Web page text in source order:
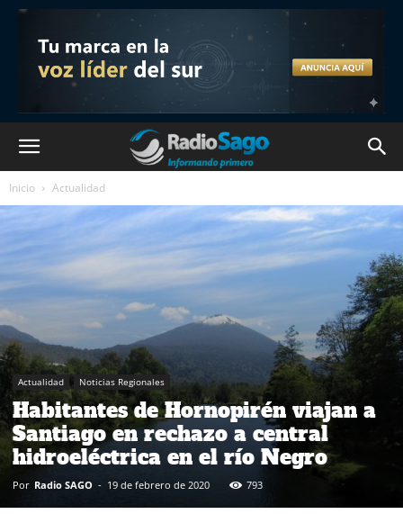
Inicio Actualidad
Actualidad Noticias Regionales
Habitantes de Hornopirén viajan a
Santiago en rechazo a central
hidroeléctrica en el río Negro
Por Radio SAGO - 19 de febrero de 2020 793